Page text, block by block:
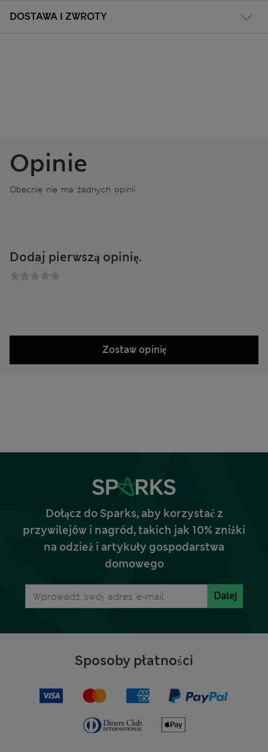
DOSTAWA I ZWROTY
Opinie
Obecnie nie ma żadnych opinii
Dodaj pierwszą opinię.
Zostaw opinię
Dołącz do Sparks, aby korzystać z
przywilejów i nagród, takich jak 10% zniżki
na odzież i artykuły gospodarstwa
domowego
Dalej
Sposoby płatności